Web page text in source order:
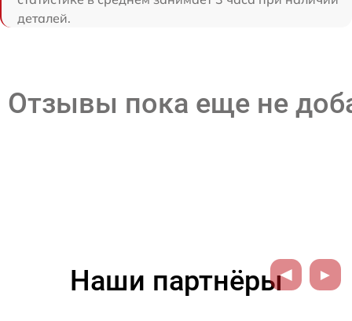
деталей.
Отзывы пока еще не
Наши партнёры